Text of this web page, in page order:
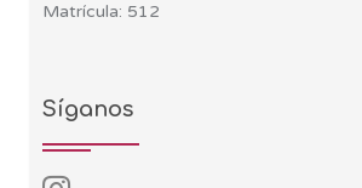
Matrícula: 512
Síganos